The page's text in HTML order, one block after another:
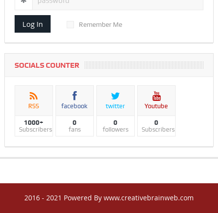
Log In Remember Me
SOCIALS COUNTER
RSS
1000+
Subscribers
facebook
0
fans
twitter
0
followers
Youtube
0
Subscribers
2016 - 2021 Powered By www.creativebrainweb.com